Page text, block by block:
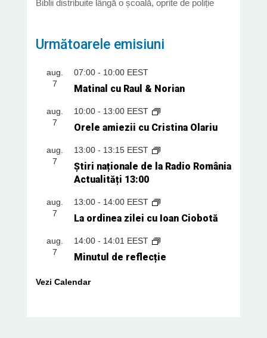
Biblii distribuite lângă o școală, oprite de poliție
Următoarele emisiuni
aug.
7
07:00- 10:00 EEST
Matinal cu Raul & Norian
aug.
7
10:00- 13:00 EEST
Orele amiezii cu Cristina Olariu
aug.
7
13:00- 13:15 EEST
Știri naționale de la Radio România
Actualități 13:00
aug.
7
13:00- 14:00 EEST
La ordinea zilei cu Ioan Ciobotă
aug.
7
14:00- 14:01 EEST
Minutul de reflecție
Vezi Calendar